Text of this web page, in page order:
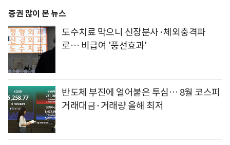
증권 많이 본 뉴스
도수치료 막으니 신장분사·체외충격파
로… 비급여 '풍선효과'
반도체 부진에 얼어붙은 투심… 8월 코스피
거래대금·거래량 올해 최저